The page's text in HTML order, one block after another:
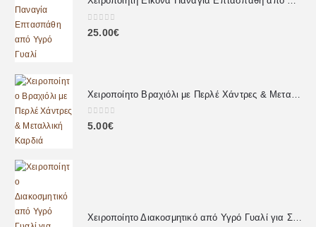
0out of 5
25.00€
0 out of 5
5.00€
Χειροποίητο Διακοσμητικό από Υγρό Γυαλί για Συναδέλφους – Προσωποποιημένο Δώρο με Αφιέρωση